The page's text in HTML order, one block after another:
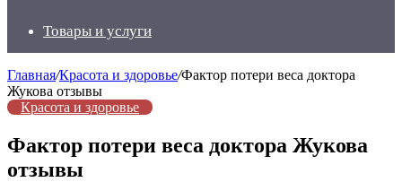
Товары и услуги
Главная/Красота и здоровье/Фактор потери веса доктора
Жукова отзывы
Красота и здоровье
Фактор потери веса доктора Жукова
отзывы